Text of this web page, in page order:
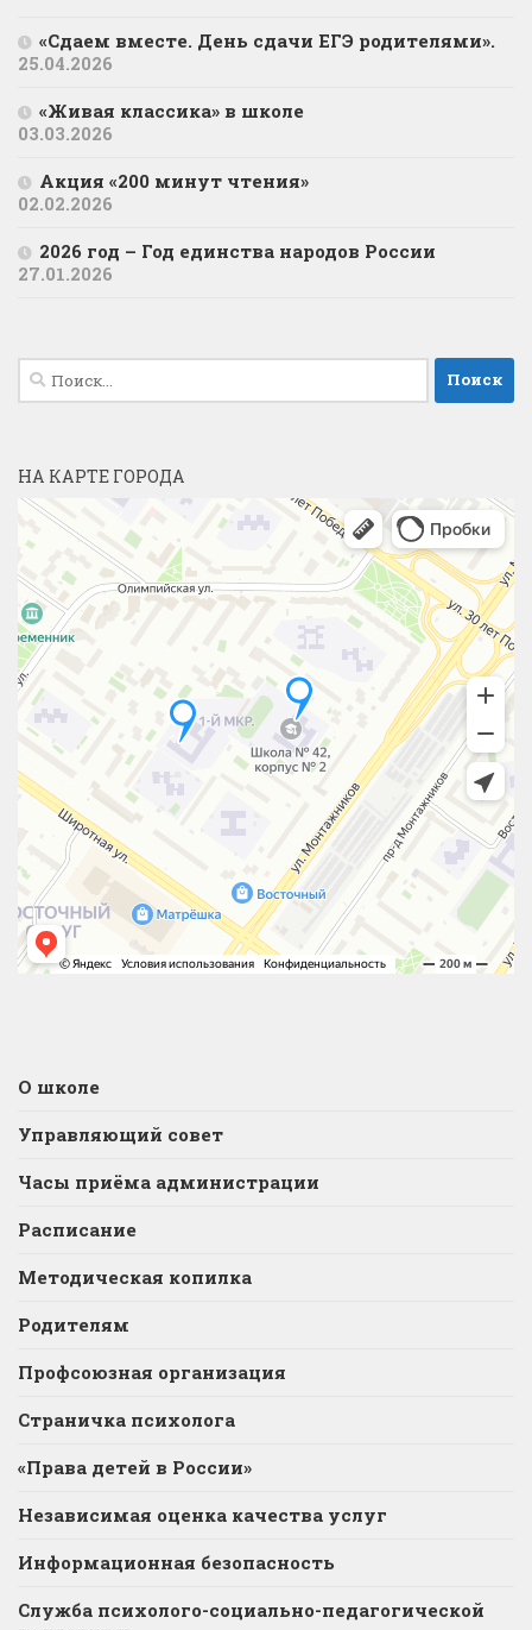
«Сдаем вместе. День сдачи ЕГЭ родителями».
25.04.2026
«Живая классика» в школе
03.03.2026
Акция «200 минут чтения»
02.02.2026
2026 год – Год единства народов России
27.01.2026
Найти:
НА КАРТЕ ГОРОДА
О школе
Управляющий совет
Часы приёма администрации
Расписание
Методическая копилка
Родителям
Профсоюзная организация
Страничка психолога
«Права детей в России»
Независимая оценка качества услуг
Информационная безопасность
Служба психолого-социально-педагогической